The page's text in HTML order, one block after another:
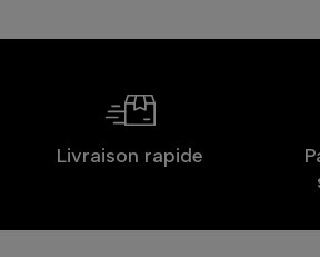
Livraison rapide